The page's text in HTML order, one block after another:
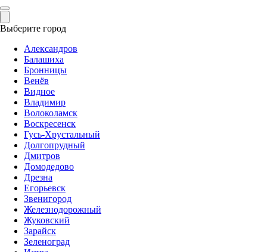
Выберите город
Александров
Балашиха
Бронницы
Венёв
Видное
Владимир
Волоколамск
Воскресенск
Гусь-Хрустальный
Долгопрудный
Дмитров
Домодедово
Дрезна
Егорьевск
Звенигород
Железнодорожный
Жуковский
Зарайск
Зеленоград